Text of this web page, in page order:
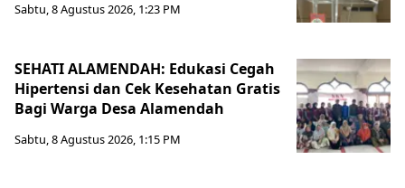
Sabtu, 8 Agustus 2026, 1:23 PM
SEHATI ALAMENDAH: Edukasi Cegah
Hipertensi dan Cek Kesehatan Gratis
Bagi Warga Desa Alamendah
Sabtu, 8 Agustus 2026, 1:15 PM